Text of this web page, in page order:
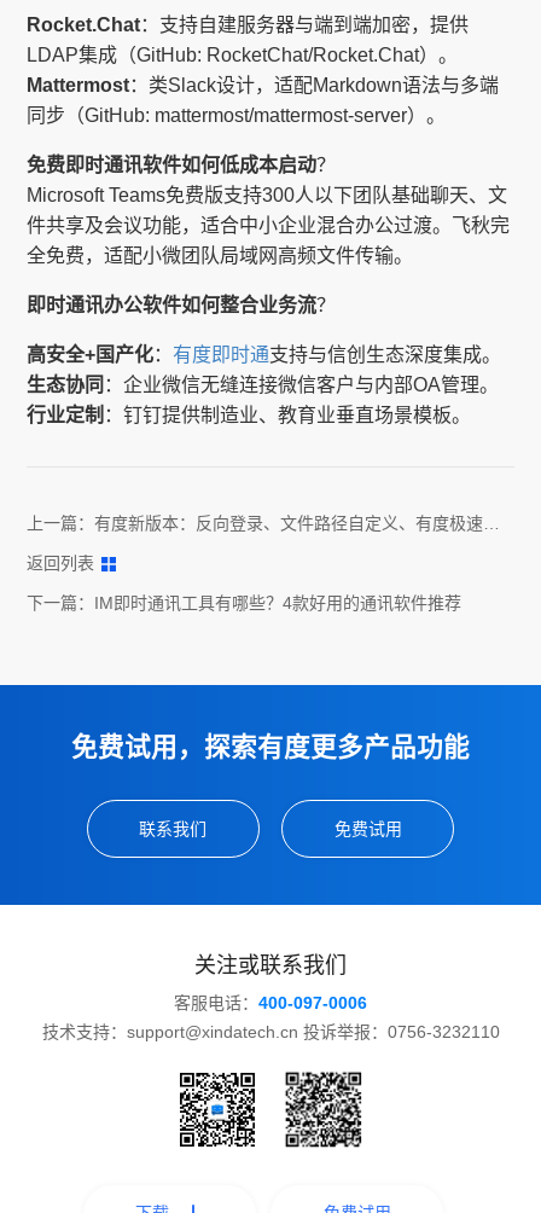
Rocket.Chat：支持自建服务器与端到端加密，提供
LDAP集成（GitHub: RocketChat/Rocket.Chat）。
Mattermost：类Slack设计，适配Markdown语法与多端
同步（GitHub: mattermost/mattermost-server）。
免费即时通讯软件如何低成本启动？
Microsoft Teams免费版支持300人以下团队基础聊天、文
件共享及会议功能，适合中小企业混合办公过渡。飞秋完
全免费，适配小微团队局域网高频文件传输。
即时通讯办公软件如何整合业务流？
高安全+国产化： 有度即时通支持与信创生态深度集成。
生态协同 ：企业微信无缝连接微信客户与内部OA管理。
行业定制 ：钉钉提供制造业、教育业垂直场景模板。
上一篇：有度新版本：反向登录、文件路径自定义、有度极速
返回列表
下一篇： IM即时通讯工具有哪些？4款好用的通讯软件推荐
免费试用，探索有度更多产品功能
联系我们 免费试用
关注或联系我们
客服电话： 400-097-0006
技术支持：support@xindatech.cn 投诉举报：0756-3232110